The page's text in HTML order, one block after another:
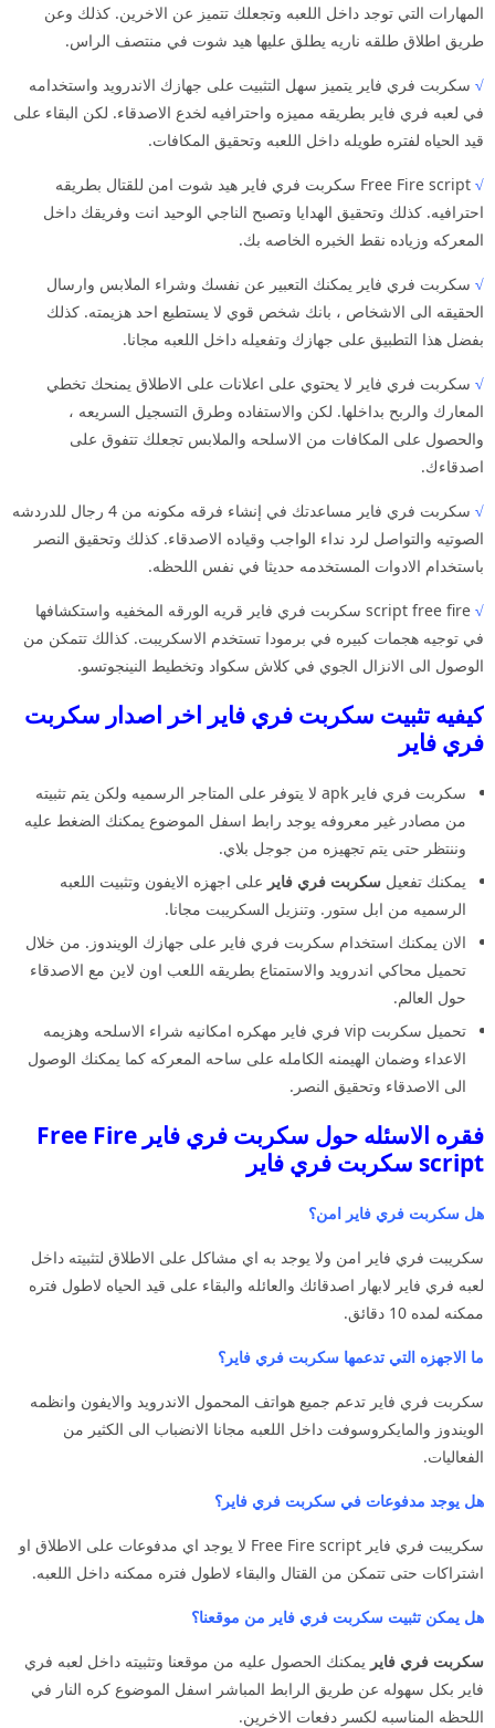
المهارات التي توجد داخل اللعبه وتجعلك تتميز عن الاخرين. كذلك وعن
طريق اطلاق طلقه ناريه يطلق عليها هيد شوت في منتصف الراس.
√ سكربت فري فاير يتميز سهل التثبيت على جهازك الاندرويد واستخدامه
في لعبه فري فاير بطريقه مميزه واحترافيه لخدع الاصدقاء. لكن البقاء على
قيد الحياه لفتره طويله داخل اللعبه وتحقيق المكافات.
√
Free Fire script سكربت فري فاير هيد شوت امن للقتال بطريقه
احترافيه. كذلك وتحقيق الهدايا وتصبح الناجي الوحيد انت وفريقك داخل
المعركه وزياده نقط الخبره الخاصه بك.
√ سكربت فري فاير يمكنك التعبير عن نفسك وشراء الملابس وارسال
الحقيقه الى الاشخاص ، بانك شخص قوي لا يستطيع احد هزيمته. كذلك
بفضل هذا التطبيق على جهازك وتفعيله داخل اللعبه مجانا.
√ سكربت فري فاير لا يحتوي على اعلانات على الاطلاق يمنحك تخطي
المعارك والربح بداخلها. لكن والاستفاده وطرق التسجيل السريعه ،
والحصول على المكافات من الاسلحه والملابس تجعلك تتفوق على
اصدقاءك.
√
سكربت فري فاير مساعدتك في إنشاء فرقه مكونه من 4 رجال للدردشه
الصوتيه والتواصل لرد نداء الواجب وقياده الاصدقاء. كذلك وتحقيق النصر
باستخدام الادوات المستخدمه حديثا في نفس اللحظه.
√
script free fire سكربت فري فاير قريه الورقه المخفيه واستكشافها
في توجيه هجمات كبيره في برمودا تستخدم الاسكريبت. كذالك تتمكن من
الوصول الى الانزال الجوي في كلاش سكواد وتخطيط النينجوتسو.
كيفيه تثبيت سكربت فري فاير اخر اصدار سكربت
فري فاير
سكربت فري فاير apk لا يتوفر على المتاجر الرسميه ولكن يتم تثبيته
من مصادر غير معروفه يوجد رابط اسفل الموضوع يمكنك الضغط عليه
وننتظر حتى يتم تجهيزه من جوجل بلاي.
يمكنك تفعيل سكربت فري فاير على اجهزه الايفون وتثبيت اللعبه
الرسميه من ابل ستور. وتنزيل السكريبت مجانا.
الان يمكنك استخدام سكربت فري فاير على جهازك الويندوز. من خلال
تحميل محاكي اندرويد والاستمتاع بطريقه اللعب اون لاين مع الاصدقاء
حول العالم.
تحميل سكربت vip فري فاير مهكره امكانيه شراء الاسلحه وهزيمه
الاعداء وضمان الهيمنه الكامله على ساحه المعركه كما يمكنك الوصول
الى الاصدقاء وتحقيق النصر.
فقره الاسئله حول سكربت فري فاير Free Fire
script سكربت فري فاير
هل سكربت فري فاير امن؟
سكريبت فري فاير امن ولا يوجد به اي مشاكل على الاطلاق لتثبيته داخل
لعبه فري فاير لابهار اصدقائك والعائله والبقاء على قيد الحياه لاطول فتره
ممكنه لمده 10 دقائق.
ما الاجهزه التي تدعمها سكربت فري فاير؟
سكربت فري فاير تدعم جميع هواتف المحمول الاندرويد والايفون وانظمه
الويندوز والمايكروسوفت داخل اللعبه مجانا الانضباب الى الكثير من
الفعاليات.
هل يوجد مدفوعات في سكربت فري فاير؟
سكريبت فري فاير Free Fire script لا يوجد اي مدفوعات على الاطلاق او
اشتراكات حتى تتمكن من القتال والبقاء لاطول فتره ممكنه داخل اللعبه.
هل يمكن تثبيت سكربت فري فاير من موقعنا؟
سكربت فري فاير يمكنك الحصول عليه من موقعنا وتثبيته داخل لعبه فري
فاير بكل سهوله عن طريق الرابط المباشر اسفل الموضوع كره النار في
اللحظه المناسبه لكسر دفعات الاخرين.